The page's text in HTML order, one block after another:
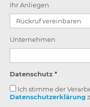
Ihr Anliegen
Unternehmen
Datenschutz *
Ich stimme der
Datenschutzerklärung